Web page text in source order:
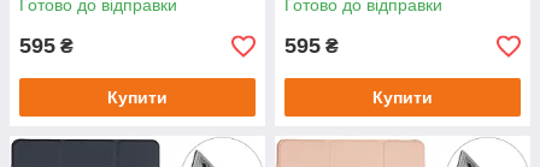
Готово до відправки
595 ₴
Купити
Готово до відправки
595 ₴
Купити